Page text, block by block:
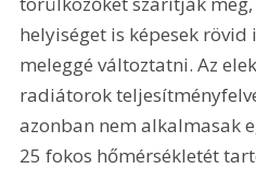
helyiséget is képesek
meleggé változtatni. Az
radiátorok
azonban nem alkalmasak
25 fokos hőmérsékletét